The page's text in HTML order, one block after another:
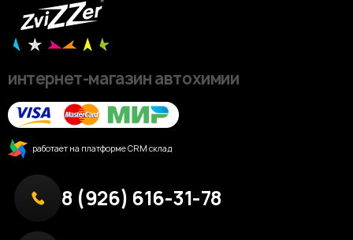
интернет-магазин автохимии
работает на платформе CRM склад
8 (926) 616-31-78